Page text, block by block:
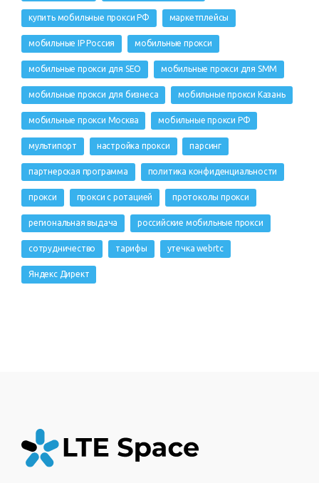
купить мобильные прокси РФ маркетплейсы
мобильные IP Россия мобильные прокси
мобильные прокси для SEO мобильные прокси для SMM
мобильные прокси для бизнеса мобильные прокси Казань
мобильные прокси Москва мобильные прокси РФ
мультипорт настройка прокси парсинг
партнерская программа политика конфиденциальности
прокси прокси с ротацией протоколы прокси
региональная выдача российские мобильные прокси
сотрудничество тарифы утечка webrtc
Яндекс Директ